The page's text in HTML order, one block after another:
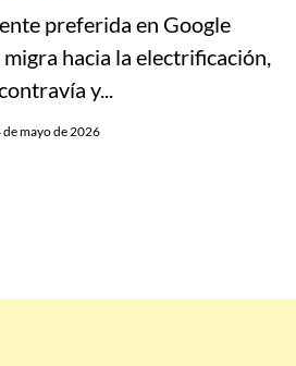
preferida en Google
hacia la electrificación,
y...
de mayo de 2026